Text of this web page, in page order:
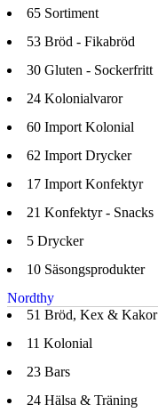
65 Sortiment
53 Bröd - Fikabröd
30 Gluten - Sockerfritt
24 Kolonialvaror
60 Import Kolonial
62 Import Drycker
17 Import Konfektyr
21 Konfektyr - Snacks
5 Drycker
10 Säsongsprodukter
Nordthy
51 Bröd, Kex & Kakor
11 Kolonial
23 Bars
24 Hälsa & Träning